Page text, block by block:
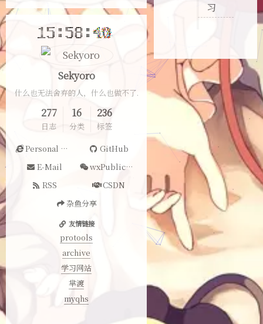
习
Sekyoro
什么也无法舍弃的人，什么也做不了.
277
日志
16
分类
236
标签
Personal Website
GitHub
E-Mail
wxPublicAccount
RSS
CSDN
杂鱼分享
友情链接
protools
archive
学习网站
芈渡
myqhs